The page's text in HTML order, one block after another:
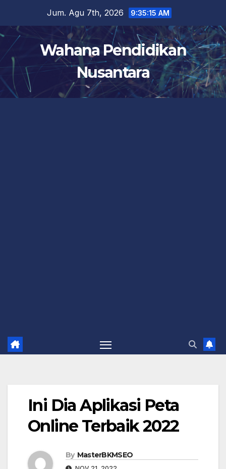
content
Jum. Agu 7th, 2026 9:35:15 AM
Wahana Pendidikan
Nusantara
Ini Dia Aplikasi Peta
Online Terbaik 2022
By MasterBKMSEO